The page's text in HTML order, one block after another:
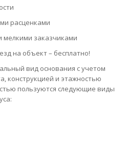
расценками
мелкими заказчиками
на объект – бесплатно!
вид основания с учетом
конструкцией и этажностью
пользуются следующие виды